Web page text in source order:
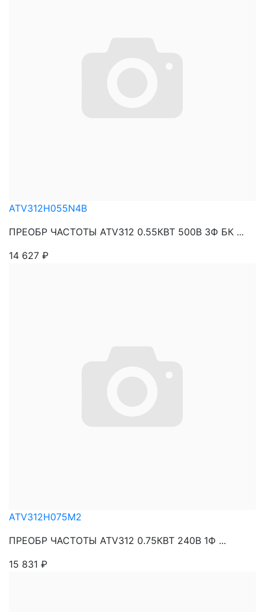
ATV312H055N4B
ПРЕОБР ЧАСТОТЫ ATV312 0.55КВТ 500В 3Ф БК ...
14 627 ₽
ATV312H075M2
ПРЕОБР ЧАСТОТЫ ATV312 0.75КВТ 240В 1Ф ...
15 831 ₽